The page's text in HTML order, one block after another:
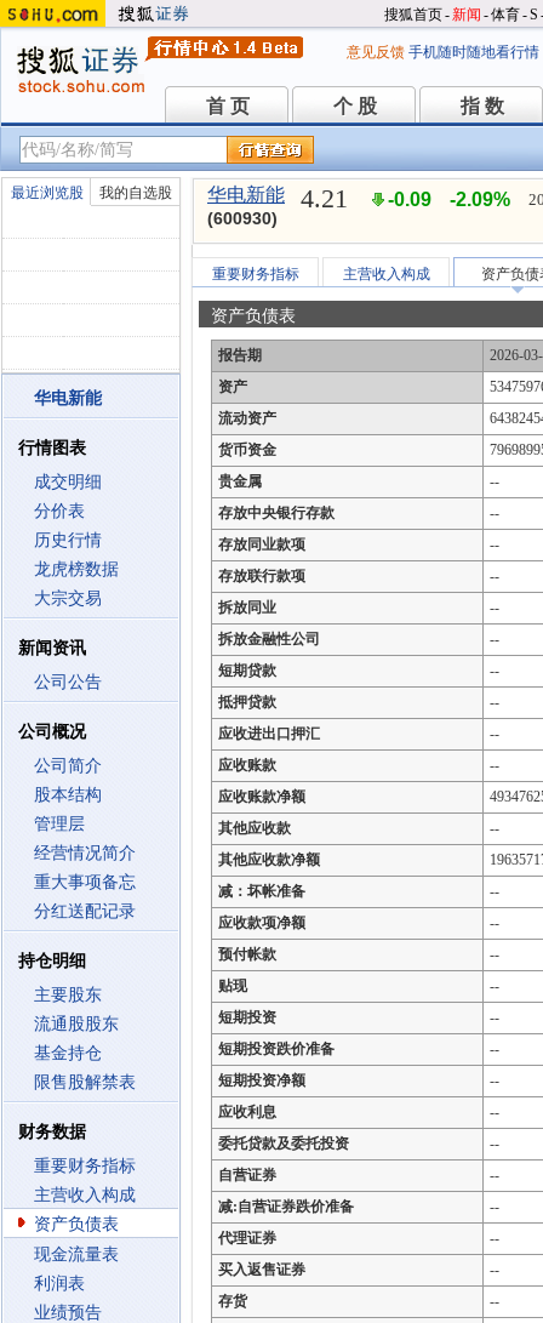
搜狐首页-新闻 -体育-S
意见反馈 手机随时随地看行情
首 页
首 页 个 股
个 股 指 数
指 数
最近浏览股 我的自选股
华电新能
行情图表
成交明细
分价表
历史行情
龙虎榜数据
大宗交易
新闻资讯
公司公告
公司概况
公司简介
股本结构
管理层
经营情况简介
重大事项备忘
分红送配记录
持仓明细
主要股东
流通股股东
基金持仓
限售股解禁表
财务数据
重要财务指标
主营收入构成
资产负债表
现金流量表
利润表
业绩预告
华电新能
(600930)
4.21 -0.09 -2.09%
重要财务指标 主营收入构成 资产负债
资产负债表
报告期
2026-
资产
流动资产
货币资金
贵金属
--
存放中央银行存款
--
存放同业款项
--
存放联行款项
--
拆放同业
--
拆放金融性公司
--
短期贷款
--
抵押贷款
--
应收进出口押汇
--
应收账款
--
应收账款净额
其他应收款
--
其他应收款净额
减：坏帐准备
--
应收款项净额
--
预付帐款
--
贴现
--
短期投资
--
短期投资跌价准备
--
短期投资净额
--
应收利息
--
委托贷款及委托投资
--
自营证券
--
减:自营证券跌价准备
--
代理证券
--
买入返售证券
--
存货
--